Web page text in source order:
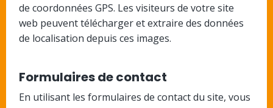
de coordonnées GPS. Les visiteurs de votre site
web peuvent télécharger et extraire des données
de localisation depuis ces images.
Formulaires de contact
En utilisant les formulaires de contact du site, vous